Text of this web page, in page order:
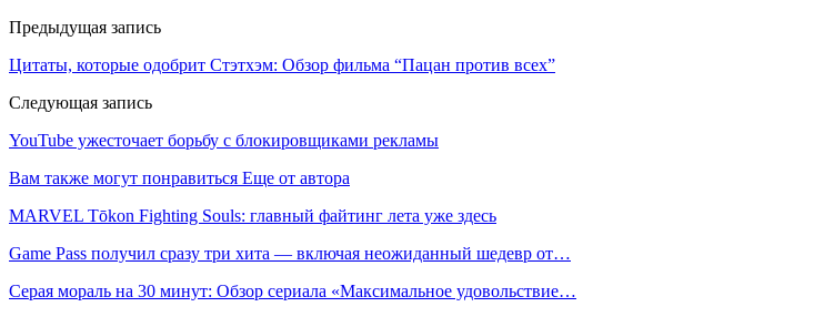
Предыдущая запись
Цитаты, которые одобрит Стэтхэм: Обзор фильма “Пацан против всех”
Следующая запись
YouTube ужесточает борьбу с блокировщиками рекламы
Вам также могут понравиться Еще от автора
MARVEL Tōkon Fighting Souls: главный файтинг лета уже здесь
Game Pass получил сразу три хита — включая неожиданный шедевр от…
Серая мораль на 30 минут: Обзор сериала «Максимальное удовольствие…